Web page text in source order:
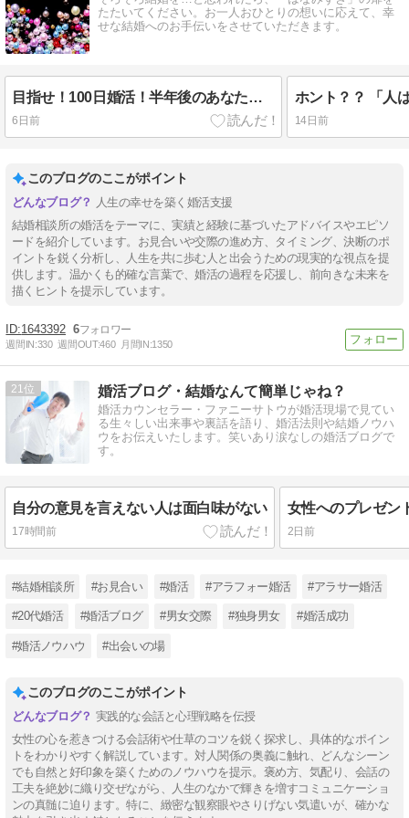
たたいてください。お一人おひとりの想いに応えて、幸
せな結婚へのお手伝いをさせていただきます。
目指せ！100日婚活！半年後のあなたは？
6日前
ホント？？ 「人
14日前
このブログのここがポイント
人生の幸せを築く婚活支援
結婚相談所の婚活をテーマに、実績と経験に基づいたアドバイスやエピソ
ードを紹介しています。お見合いや交際の進め方、タイミング、決断のポ
イントを鋭く分析し、人生を共に歩む人と出会うための現実的な視点を提
供します。温かくも的確な言葉で、婚活の過程を応援し、前向きな未来を
描くヒントを提示しています。
1643392 6
週間IN:330 週間OUT:460 月間IN:1350
21 婚活ブログ・結婚なんて簡単じゃね？
婚活カウンセラー・ファニーサトウが婚活現場で見てい
る生々しい出来事や裏話を語り、婚活法則や結婚ノウハ
ウをお伝えいたします。笑いあり涙なしの婚活ブログで
す。
自分の意見を言えない人は面白味がない
17時間前
女性へのプレゼン
2日前
#結婚相談所 #お見合い #婚活 #アラフォー婚活 #アラサー婚活
#20代婚活 #婚活ブログ #男女交際 #独身男女 #婚活成功
#婚活ノウハウ #出会いの場
このブログのここがポイント
実践的な会話と心理戦略を伝授
女性の心を惹きつける会話術や仕草のコツを鋭く探求し、具体的なポイン
トをわかりやすく解説しています。対人関係の奥義に触れ、どんなシーン
でも自然と好印象を築くためのノウハウを提示。褒め方、気配り、会話の
工夫を絶妙に織り交ぜながら、人生のなかで輝きを増すコミュニケーショ
ンの真髄に迫ります。特に、緻密な観察眼やさりげない気遣いが、確かな